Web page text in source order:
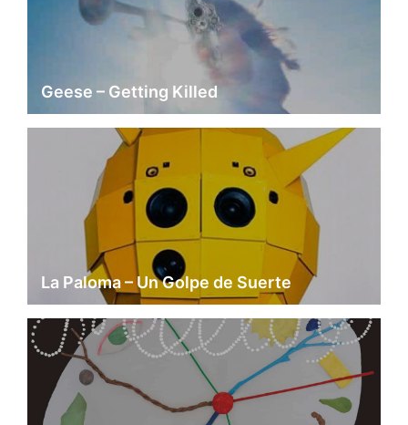
Geese – Getting Killed
La Paloma – Un Golpe de Suerte